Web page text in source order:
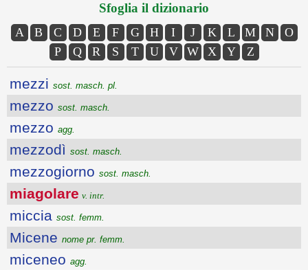
Sfoglia il dizionario
A B C D E F G H I J K L M N
O
P
Q R S T U V W X Y Z
mezzi sost. masch. pl.
mezzo sost. masch.
mezzo agg.
mezzodì sost. masch.
mezzogiorno sost. masch.
miagolare v. intr.
miccia sost. femm.
Micene nome pr. femm.
miceneo agg.